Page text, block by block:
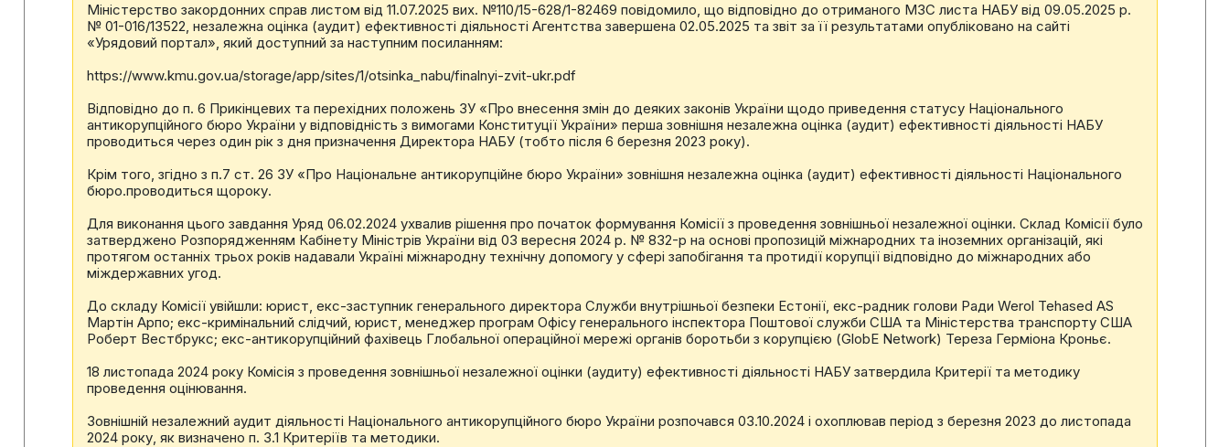
Міністерство закордонних справ листом від 11.07.2025 вих. №110/15-628/1-82469 повідомило, що відповідно до отриманого МЗС листа НАБУ від 09.05.2025 р.
№ 01-016/13522, незалежна оцінка (аудит) ефективності діяльності Агентства завершена 02.05.2025 та звіт за її результатами опубліковано на сайті
«Урядовий портал», який доступний за наступним посиланням:
https://www.kmu.gov.ua/storage/app/sites/1/otsinka_nabu/finalnyi-zvit-ukr.pdf
Відповідно до п. 6 Прикінцевих та перехідних положень ЗУ «Про внесення змін до деяких законів України щодо приведення статусу Національного
антикорупційного бюро України у відповідність з вимогами Конституції України» перша зовнішня незалежна оцінка (аудит) ефективності діяльності НАБУ
проводиться через один рік з дня призначення Директора НАБУ (тобто після 6 березня 2023 року).
Крім того, згідно з п.7 ст. 26 ЗУ «Про Національне антикорупційне бюро України» зовнішня незалежна оцінка (аудит) ефективності діяльності Національного
бюро.проводиться щороку.
Для виконання цього завдання Уряд 06.02.2024 ухвалив рішення про початок формування Комісії з проведення зовнішньої незалежної оцінки. Склад Комісії було
затверджено Розпорядженням Кабінету Міністрів України від 03 вересня 2024 р. № 832-р на основі пропозицій міжнародних та іноземних організацій, які
протягом останніх трьох років надавали Україні міжнародну технічну допомогу у сфері запобігання та протидії корупції відповідно до міжнародних або
міждержавних угод.
До складу Комісії увійшли: юрист, екс-заступник генерального директора Служби внутрішньої безпеки Естонії, екс-радник голови Ради Werol Tehased AS
Мартін Арпо; екс-кримінальний слідчий, юрист, менеджер програм Офісу генерального інспектора Поштової служби США та Міністерства транспорту США
Роберт Вестбрукс; екс-антикорупційний фахівець Глобальної операційної мережі органів боротьби з корупцією (GlobE Network) Тереза Герміона Кроньє.
18 листопада 2024 року Комісія з проведення зовнішньої незалежної оцінки (аудиту) ефективності діяльності НАБУ затвердила Критерії та методику
проведення оцінювання.
Зовнішній незалежний аудит діяльності Національного антикорупційного бюро України розпочався 03.10.2024 і охоплював період з березня 2023 до листопада
2024 року, як визначено п. 3.1 Критеріїв та методики.